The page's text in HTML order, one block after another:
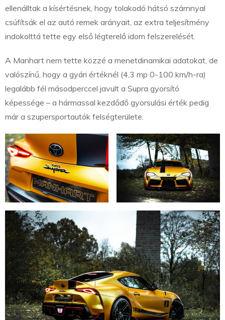
ellenálltak a kísértésnek, hogy tolakodó hátsó szárnnyal
csúfítsák el az autó remek arányait, az extra teljesítmény
indokolttá tette egy első légterelő idom felszerelését.
A Manhart nem tette közzé a menetdinamikai adatokat, de
valószínű, hogy a gyári értéknél (4,3 mp 0-100 km/h-ra)
legalább fél másodperccel javult a Supra gyorsító
képessége – a hármassal kezdődő gyorsulási érték pedig
már a szupersportautók felségterülete.